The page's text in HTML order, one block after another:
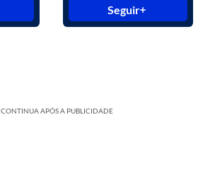
Seguir
CONTINUA APÓS A PUBLICIDADE